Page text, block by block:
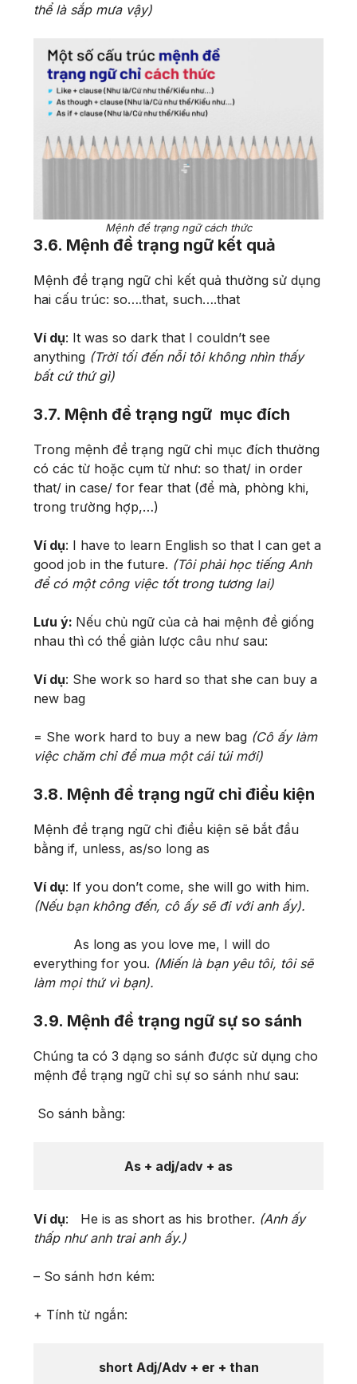
thể là sắp mưa vậy)
Mệnh đề trạng ngữ cách thức
3.6. Mệnh đề trạng ngữ kết quả
Mệnh đề trạng ngữ chỉ kết quả thường sử dụng
hai cấu trúc: so….that, such….that
Ví dụ: It was so dark that I couldn’t see
anything (Trời tối đến nỗi tôi không nhìn thấy
bất cứ thứ gì)
3.7. Mệnh đề trạng ngữ mục đích
Trong mệnh đề trạng ngữ chỉ mục đích thường
có các từ hoặc cụm từ như: so that/ in order
that/ in case/ for fear that (để mà, phòng khi,
trong trường hợp,…)
Ví dụ: I have to learn English so that I can get a
good job in the future. (Tôi phải học tiếng Anh
để có một công việc tốt trong tương lai)
Lưu ý: Nếu chủ ngữ của cả hai mệnh đề giống
nhau thì có thể giản lược câu như sau:
Ví dụ: She work so hard so that she can buy a
new bag
= She work hard to buy a new bag (Cô ấy làm
việc chăm chỉ để mua một cái túi mới)
3.8. Mệnh đề trạng ngữ chỉ điều kiện
Mệnh đề trạng ngữ chỉ điều kiện sẽ bắt đầu
bằng if, unless, as/so long as
Ví dụ: If you don’t come, she will go with him.
(Nếu bạn không đến, cô ấy sẽ đi với anh ấy).
As long as you love me, I will do
everything for you. (Miến là bạn yêu tôi, tôi sẽ
làm mọi thứ vì bạn).
3.9. Mệnh đề trạng ngữ sự so sánh
Chúng ta có 3 dạng so sánh được sử dụng cho
mệnh đề trạng ngữ chỉ sự so sánh như sau:
So sánh bằng:
As + adj/adv + as
Ví dụ: He is as short as his brother. (Anh ấy
thấp như anh trai anh ấy.)
– So sánh hơn kém:
+ Tính từ ngắn:
short Adj/Adv + er + than